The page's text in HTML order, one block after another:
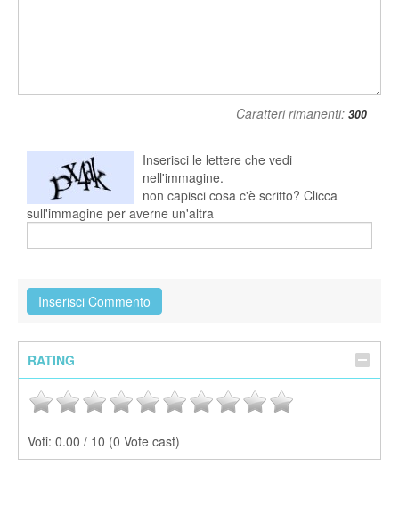
Caratteri rimanenti:
Inserisci le lettere che vedi
nell'immagine.
non capisci cosa c'è scritto? Clicca
sull'immagine per averne un'altra
RATING
Voti: 0.00 / 10 (0 Vote cast)